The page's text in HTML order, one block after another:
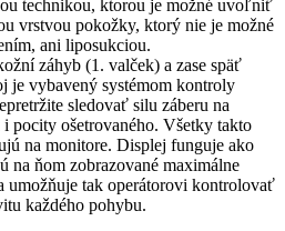
technikou, ktorou je možné uvoľniť
vrstvou pokožky, ktorý nie je možné
ani liposukciou.
záhyb (1. valček) a zase späť
je vybavený systémom kontroly
sledovať silu záberu na
pocity ošetrovaného. Všetky takto
na monitore. Displej funguje ako
na ňom zobrazované maximálne
umožňuje tak operátorovi kontrolovať
každého pohybu.